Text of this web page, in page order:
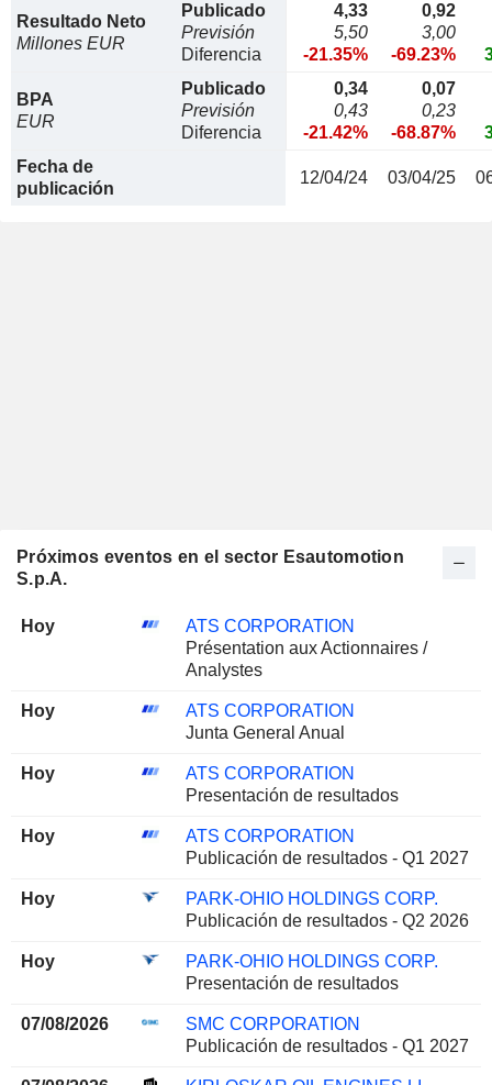
Resultado Neto
Millones EUR
Publicado
Previsión
Diferencia
4,33
5,50
-21.35%
0,92
3,00
-69.23%
BPA
EUR
Publicado
Previsión
Diferencia
0,34
0,43
-21.42%
0,07
0,23
-68.87%
Fecha de
publicación
12/04/24 03/04/25
Próximos eventos en el sector Esautomotion
S.p.A.
Hoy
ATS CORPORATION
Présentation aux Actionnaires /
Analystes
Hoy
ATS CORPORATION
Junta General Anual
Hoy
ATS CORPORATION
Presentación de resultados
Hoy
ATS CORPORATION
Publicación de resultados - Q1 2027
Hoy
PARK-OHIO HOLDINGS CORP.
Publicación de resultados - Q2 2026
Hoy
PARK-OHIO HOLDINGS CORP.
Presentación de resultados
07/08/2026
SMC CORPORATION
Publicación de resultados - Q1 2027